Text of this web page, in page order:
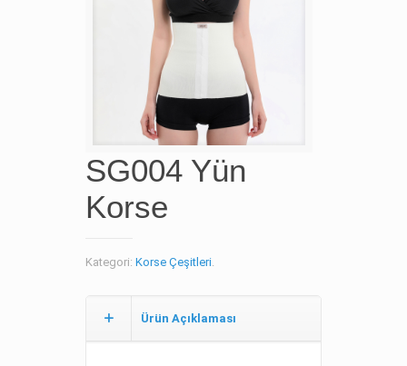
SG004 Yün
Korse
Kategori: Korse Çeşitleri.
Ürün Açıklaması